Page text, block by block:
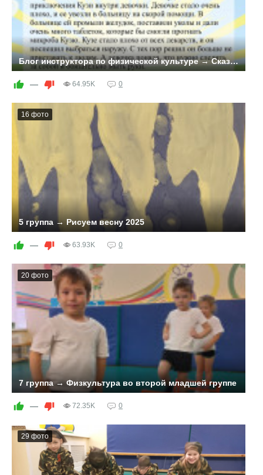
Блог инструктора по физической культуре → Сказки о здоровом образе жизни.
— 64.95K 0
16 фото
5 группа → Рисуем весну 2025
— 63.93K 0
20 фото
7 группа → Физкультура во второй младшей группе
заниматься физкультурой. Для данного вида
деятельности в детском саду созданы все условия:
физкультурный зал, физкультурное оборудование,
спортивный инвентарь и др. На таких занятиях детей в
игровой форме учат прыгать в длину, вверх, прыгать на
двух ногах, бегать, приседать, ползать, лазать по
гимнастической лестнице, бросать и ловить мячик и др..
Мы – взрослые очень хотим, чтобы наши дети были
— 72.35K 0
29 фото